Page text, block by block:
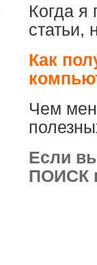
Когда я
статьи,
Как
Чем
Если
ПОИСК